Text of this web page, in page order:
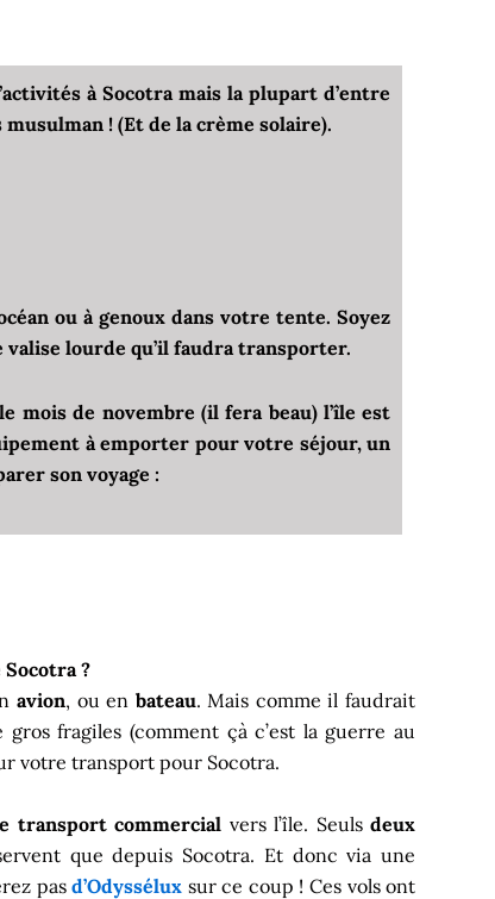
à Socotra mais la plupart d’entre
! (Et de la crème solaire).
ou à genoux dans votre tente. Soyez
lourde qu’il faudra transporter.
de novembre (il fera beau) l’île est
à emporter pour votre séjour, un
son voyage :
?
avion, ou en bateau. Mais comme il faudrait
fragiles (comment çà c’est la guerre au
votre transport pour Socotra.
transport commercial vers l’île. Seulsdeux
que depuis Socotra. Et donc via une
pasd’Odyssélux sur ce coup ! Ces vols ont